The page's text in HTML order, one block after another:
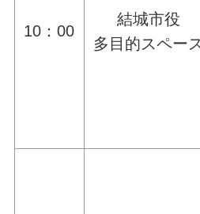
10：00
結城市役
多目的スペー